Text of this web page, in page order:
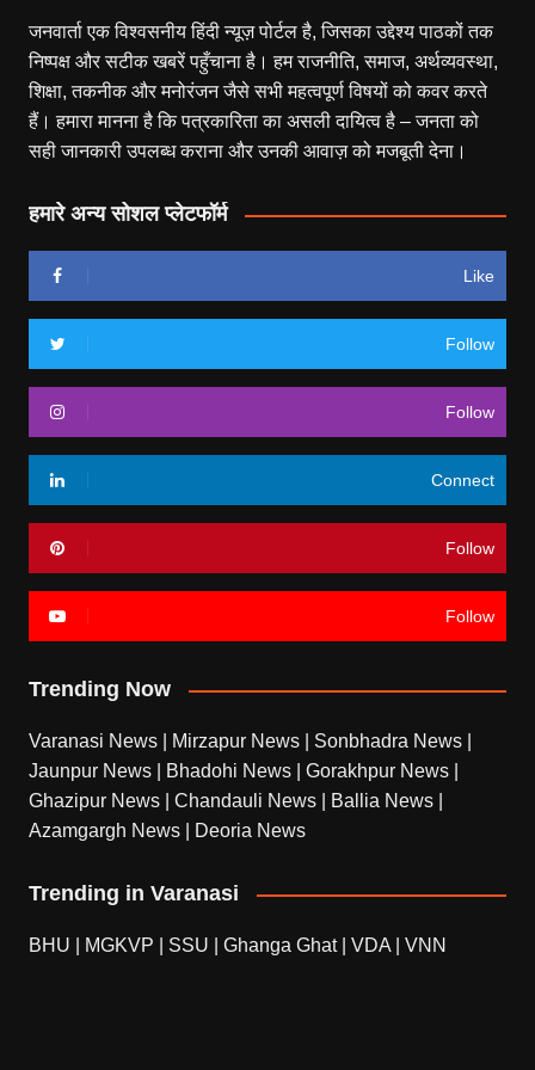
जनवार्ता एक विश्वसनीय हिंदी न्यूज़ पोर्टल है, जिसका उद्देश्य पाठकों तक
निष्पक्ष और सटीक खबरें पहुँचाना है। हम राजनीति, समाज, अर्थव्यवस्था,
शिक्षा, तकनीक और मनोरंजन जैसे सभी महत्वपूर्ण विषयों को कवर करते
हैं। हमारा मानना है कि पत्रकारिता का असली दायित्व है – जनता को
सही जानकारी उपलब्ध कराना और उनकी आवाज़ को मजबूती देना।
हमारे अन्य सोशल प्लेटफॉर्म
Like
Follow
Follow
Connect
Follow
Follow
Trending Now
Varanasi News Mirzapur News Sonbhadra News
Jaunpur News
Bhadohi News Gorakhpur News
Ghazipur News
Chandauli News Ballia News
Azamgargh News
Deoria News
Trending in Varanasi
BHU MGKVP SSU Ghanga Ghat| VDA VNN